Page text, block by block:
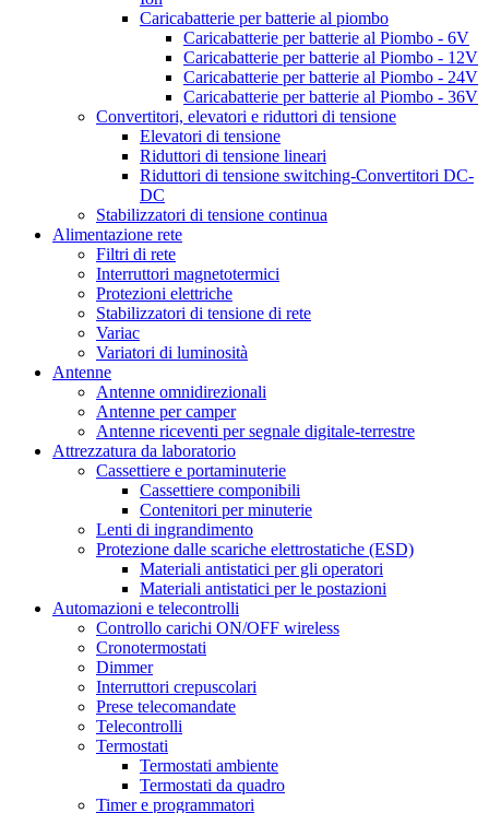
Caricabatterie per batterie al piombo
Caricabatterie per batterie al Piombo - 6V
Caricabatterie per batterie al Piombo - 12V
Caricabatterie per batterie al Piombo - 24V
Caricabatterie per batterie al Piombo - 36V
Convertitori, elevatori e riduttori di tensione
Elevatori di tensione
Riduttori di tensione lineari
Riduttori di tensione switching-Convertitori DC-
DC
Stabilizzatori di tensione continua
Alimentazione rete
Filtri di rete
Interruttori magnetotermici
Protezioni elettriche
Stabilizzatori di tensione di rete
Variac
Variatori di luminosità
Antenne
Antenne omnidirezionali
Antenne per camper
Antenne riceventi per segnale digitale-terrestre
Attrezzatura da laboratorio
Cassettiere e portaminuterie
Cassettiere componibili
Contenitori per minuterie
Lenti di ingrandimento
Protezione dalle scariche elettrostatiche (ESD)
Materiali antistatici per gli operatori
Materiali antistatici per le postazioni
Automazioni e telecontrolli
Controllo carichi ON/OFF wireless
Cronotermostati
Dimmer
Interruttori crepuscolari
Prese telecomandate
Telecontrolli
Termostati
Termostati ambiente
Termostati da quadro
Timer e programmatori